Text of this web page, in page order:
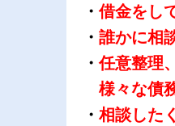
・ 借金をし
・ 誰かに相
・任意整理
様々な債
・ 相談した